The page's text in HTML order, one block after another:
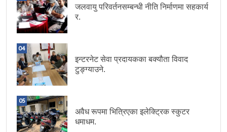
जलवायु परिवर्तनसम्बन्धी नीति निर्माणमा सहकार्य
र.
04
इन्टरनेट सेवा प्रदायकका बक्यौता विवाद
टुङ्ग्याउने.
05
अवैध रूपमा भित्रिएका इलेक्ट्रिक स्कुटर
धमाधम.